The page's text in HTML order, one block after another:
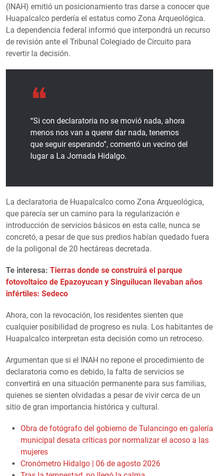
(INAH) emitió un posicionamiento tras darse a conocer que
Huapalcalco perdería el estatus como Zona Arqueológica.
La dependencia federal informó que interpondrá un recurso
de revisión ante el Tribunal Colegiado de Circuito para
revertir la decisión.
“Si con declaratoria no se movió nada, ahora
menos nos van a querer dar nada, tenemos
que seguir esperando”, comentó un vecino del
lugar a La Jornada Hidalgo.
La declaratoria de Huapalcalco como Zona Arqueológica,
que parecía ser un camino para la regularización e
introducción de servicios básicos en esta calle, nunca se
concretó, a pesar de que sus predios habían quedado fuera
de la poligonal de 20 hectáreas decretada.
Te interesa: Tierras donde se construirá el parque
fotovoltaico de Epazoyucan y Singuilucan llevaban años
infértiles: Sedeco
Ahora, con la revocación, los residentes sienten que
cualquier posibilidad de progreso es nula. Los habitantes de
Huapalcalco interpretan esta decisión como un retroceso.
Argumentan que si el INAH no repone el procedimiento de
declaratoria como es debido, la falta de servicios se
convertirá en una situación permanente para sus familias,
quienes se sienten olvidadas a pesar de vivir cerca de un
sitio de gran importancia histórica y cultural.
Obra de fotógrafo del gobierno de Tulancingo en galería
municipal desata críticas por normalizar el acoso a las
mujeres
Cronómetro Hidalgo | 06 de agosto 2026